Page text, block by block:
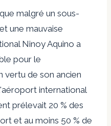
malgré un sous-
une mauvaise
Ninoy Aquino a
pour le
vertu de son ancien
international
prélevait 20 % des
et au moins 50 % de